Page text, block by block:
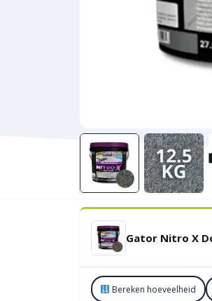
Gator Nitro X
Bereken hoeveelheid